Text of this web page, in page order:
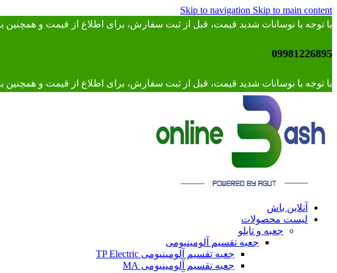
Skip to navigation Skip to main content
با توجه با نوسانات شدید قیمت، قبل از ثبت سفارش، برای اطلاع از قیمت و
09981226895
با توجه با نوسانات شدید قیمت، قبل از ثبت سفارش، برای اطلاع از قیمت و همچنین برای
آنلاین باش
لیست محصولات
جعبه و تابلو
جعبه تقسیم آلومینیومی
جعبه تقسیم آلومینیومی TP Electric
جعبه تقسیم آلومینیومی MA